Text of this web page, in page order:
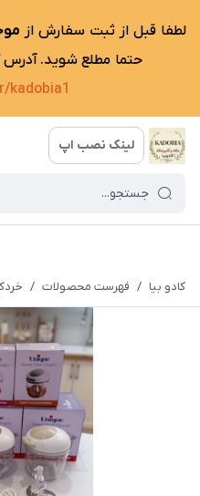
لطفا قبل از ثبت سفارش از
حتما مطلع شوید. آدرس
kadobia1
لینک نصب اپ
کادو بیا / فهرست محصولات /